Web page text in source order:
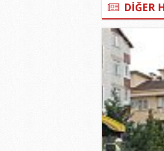
DİĞER